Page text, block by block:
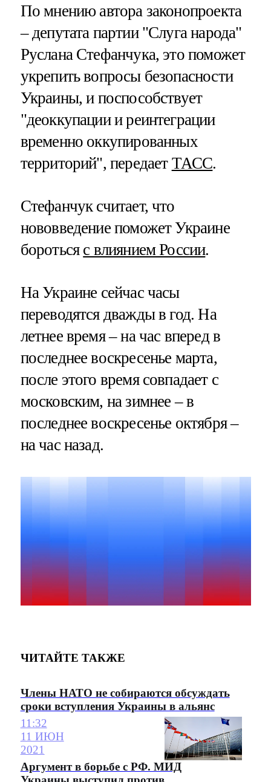
По мнению автора законопроекта
– депутата партии "Слуга народа"
Руслана Стефанчука, это поможет
укрепить вопросы безопасности
Украины, и поспособствует
"деоккупации и реинтеграции
временно оккупированных
территорий", передает ТАСС.
Стефанчук считает, что
нововведение поможет Украине
бороться с влиянием России.
На Украине сейчас часы
переводятся дважды в год. На
летнее время – на час вперед в
последнее воскресенье марта,
после этого время совпадает с
московским, на зимнее – в
последнее воскресенье октября –
на час назад.
ЧИТАЙТЕ ТАКЖЕ
Члены НАТО не собираются обсуждать
сроки вступления Украины в альянс
11:32
11 ИЮН
2021
Аргумент в борьбе с РФ. МИД